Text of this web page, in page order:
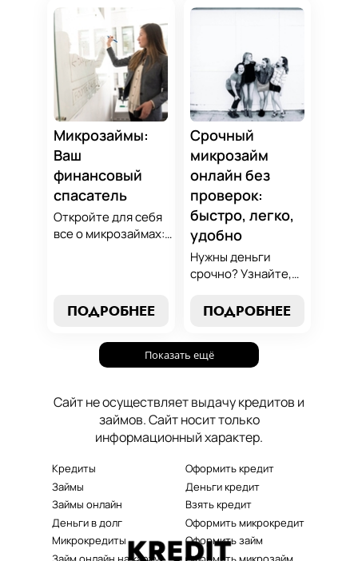
вариант для ваших
нужд. Откройте
экспертные
стратегии
погашения и
сделайте
осознанный выбор,
который
поддержит вашу
финансовую
стабильность.
избежанию
финансово
грамотным с нами!
Микрозаймы:
Ваш
финансовый
спасатель
Откройте для себя
все о микрозаймах:
погашения. Наше
вашим надежным
помощником в мире
ПОДРОБНЕЕ
Срочный
микрозайм
онлайн без
проверок:
быстро, легко,
удобно
Нужны деньги
срочно? Узнайте,
срочный
без проверок и
длительного
проблем здесь и
сейчас.
ПОДРОБНЕЕ
Показать ещё
Сайт не осуществляет выдачу кредитов и
займов. Сайт носит только
информационный характер.
Кредиты
Займы
Займы онлайн
Деньги в долг
Микрокредиты
Оформить кредит
Деньги кредит
Взять кредит
Оформить микрокредит
Оформить займ